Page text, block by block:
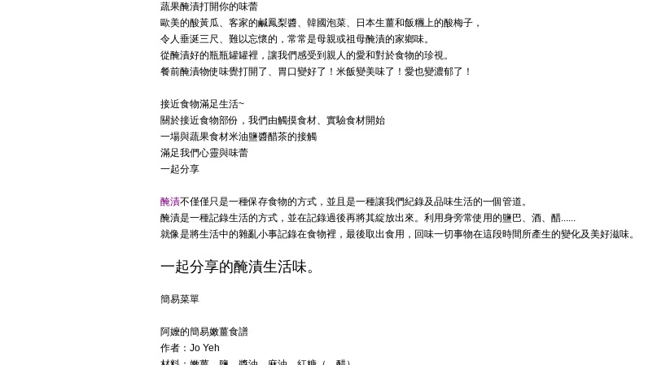
蔬果醃漬打開你的味蕾
歐美的酸黃瓜、客家的鹹鳳梨醬、韓國泡菜、日本生薑和飯糰上的酸梅子，
令人垂涎三尺、難以忘懷的，常常是母親或祖母醃漬的家鄉味。
從醃漬好的瓶瓶罐罐裡，讓我們感受到親人的愛和對於食物的珍視。
餐前醃漬物使味覺打開了、胃口變好了！米飯變美味了！愛也變濃郁了！
接近食物滿足生活~
關於接近食物部份，我們由觸摸食材、實驗食材開始
一場與蔬果食材米油鹽醬醋茶的接觸
滿足我們心靈與味蕾
一起分享
醃漬不僅僅只是一種保存食物的方式，並且是一種讓我們紀錄及品味生活的一個管道。
醃漬是一種記錄生活的方式，並在記錄過後再將其綻放出來。利用身旁常使用的鹽巴、酒、醋......
就像是將生活中的雜亂小事記錄在食物裡，最後取出食用，回味一切事物在這段時間所產生的變化及美好滋味。
一起分享的醃漬生活味。
簡易菜單
阿嬤的簡易嫩薑食譜
作者：Jo Yeh